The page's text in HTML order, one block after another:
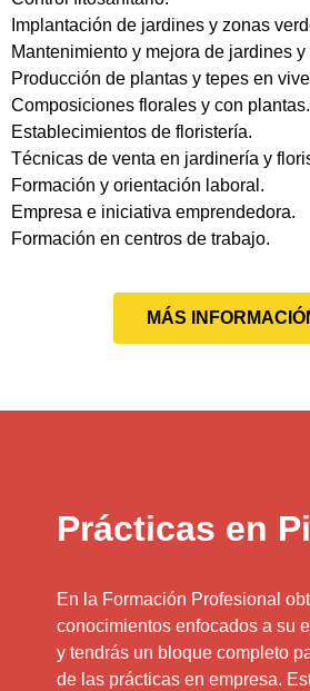
Implantación de jardines y zonas
Mantenimiento y mejora de jardines
Producción de plantas y tepes en
Composiciones florales y con plantas.
Establecimientos de floristería.
Técnicas de venta en jardinería y
Formación y orientación laboral.
Empresa e iniciativa emprendedora.
Formación en centros de trabajo.
MÁS
Prácticas en
En la Formación Profesional
conocimientos enfocados a su
y tendrás un bloque completo
de las prácticas en empresa.